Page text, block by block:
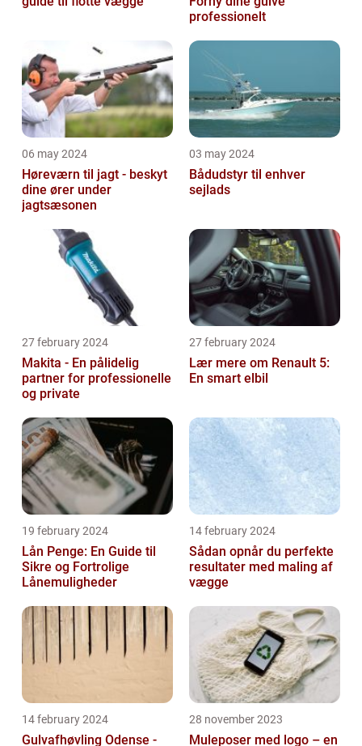
professionelt
06 may 2024
Høreværn til jagt - beskyt
dine ører under
jagtsæsonen
03 may 2024
Bådudstyr til enhver
sejlads
27 february 2024
Makita - En pålidelig
partner for professionelle
og private
27 february 2024
Lær mere om Renault 5:
En smart elbil
19 february 2024
Lån Penge: En Guide til
Sikre og Fortrolige
Lånemuligheder
14 february 2024
Sådan opnår du perfekte
resultater med maling af
vægge
14 february 2024
Gulvafhøvling Odense -
28 november 2023
Muleposer med logo – en